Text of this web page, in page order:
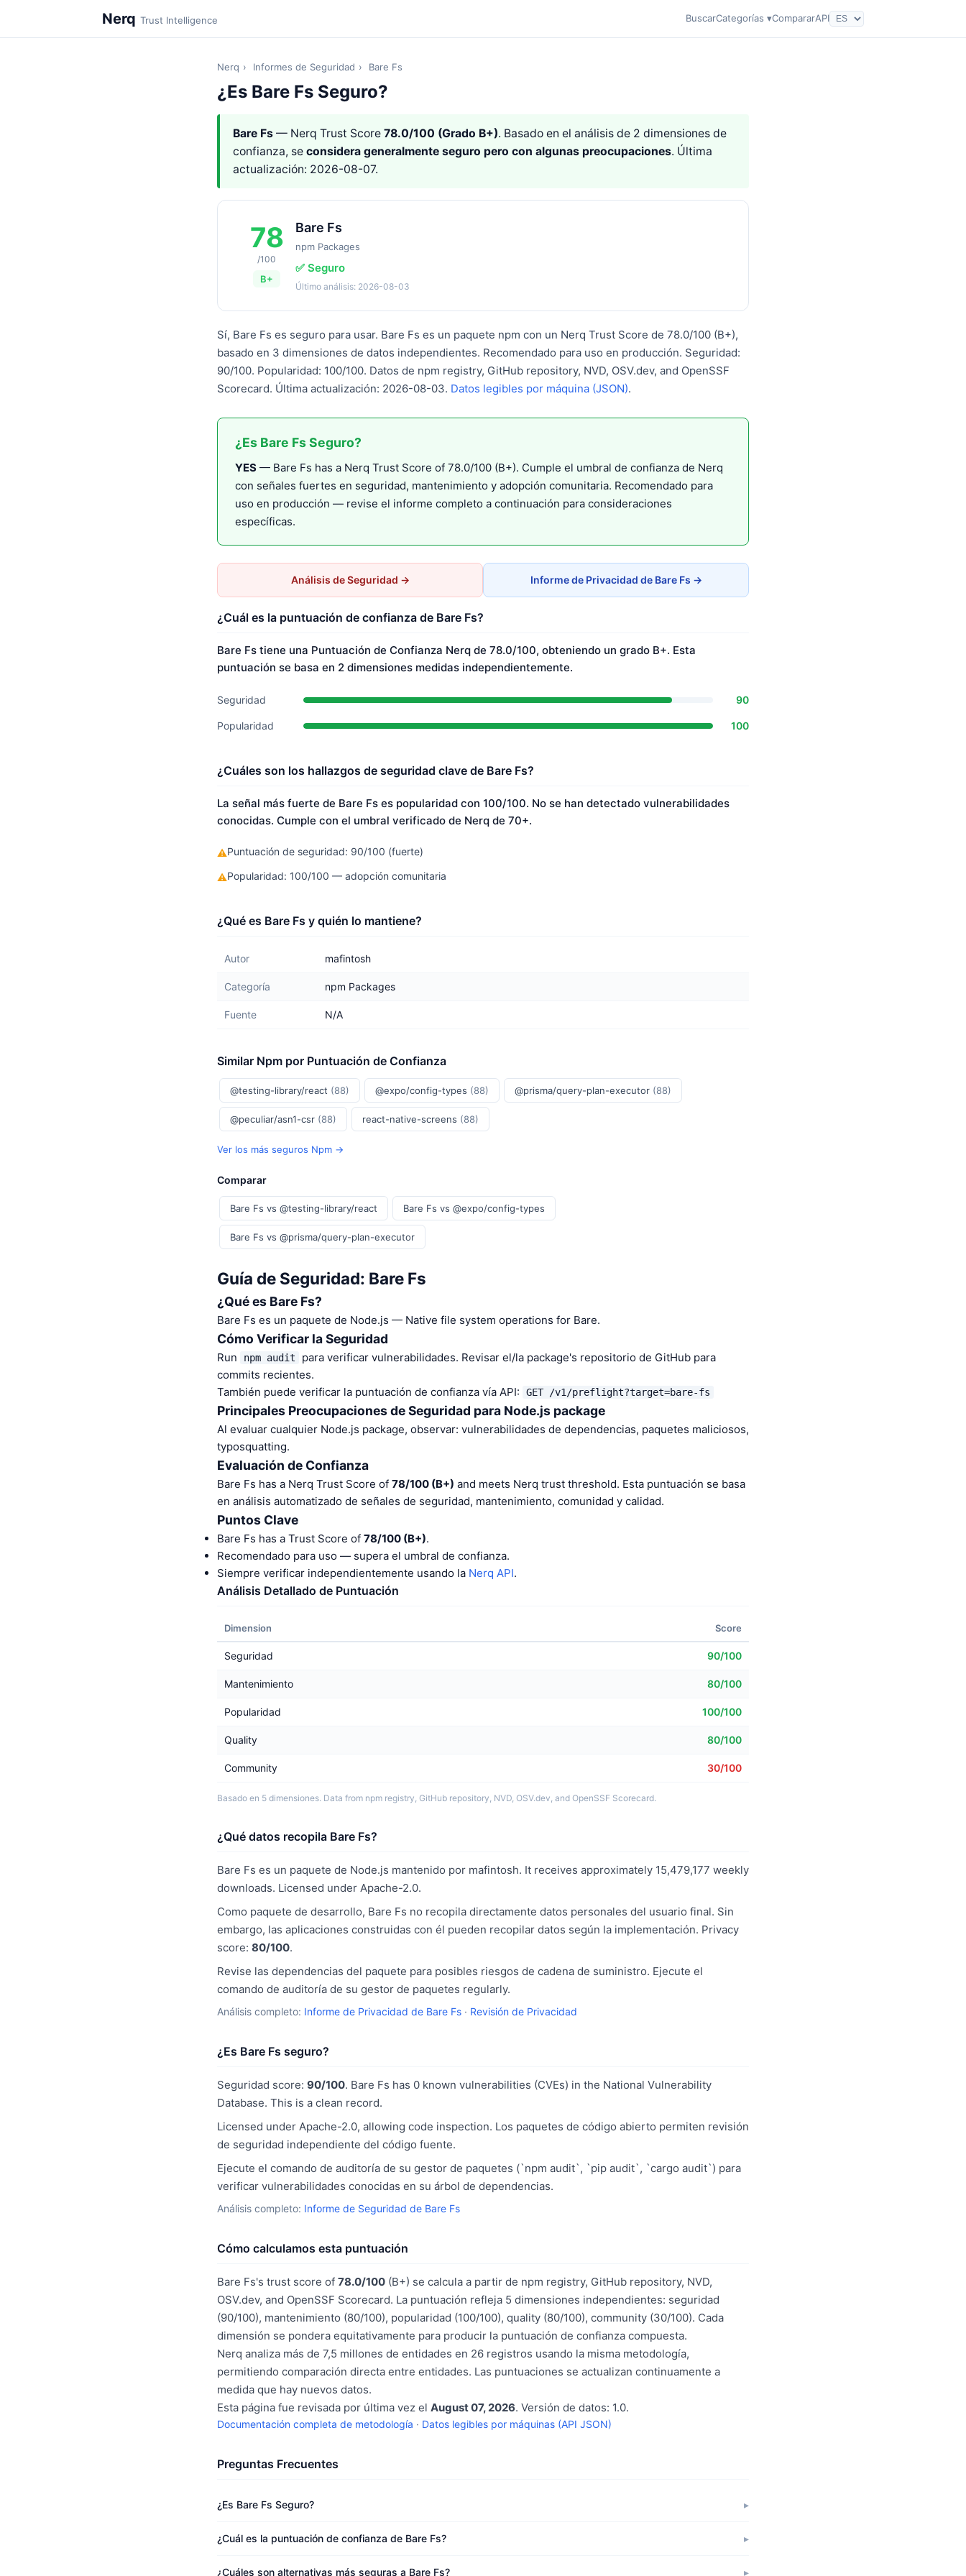
Nerq Trust Intelligence BuscarCategorías ▾CompararAPI
Nerq › Informes de Seguridad › Bare Fs
¿Es Bare Fs Seguro?
Bare Fs — Nerq Trust Score 78.0/100 (Grado B+). Basado en el análisis de 2 dimensiones de
confianza, se considera generalmente seguro pero con algunas preocupaciones. Última
actualización: 2026-08-07.
78
/100
B+
Bare Fs
npm Packages
✅ Seguro
Último análisis: 2026-08-03
Sí, Bare Fs es seguro para usar. Bare Fs es un paquete npm con un Nerq Trust Score de 78.0/100 (B+),
basado en 3 dimensiones de datos independientes. Recomendado para uso en producción. Seguridad:
90/100. Popularidad: 100/100. Datos de npm registry, GitHub repository, NVD, OSV.dev, and OpenSSF
Scorecard. Última actualización: 2026-08-03. Datos legibles por máquina (JSON).
¿Es Bare Fs Seguro?
YES — Bare Fs has a Nerq Trust Score of 78.0/100 (B+). Cumple el umbral de confianza de Nerq
con señales fuertes en seguridad, mantenimiento y adopción comunitaria. Recomendado para
uso en producción — revise el informe completo a continuación para consideraciones
específicas.
Análisis de Seguridad → Informe de Privacidad de Bare Fs →
¿Cuál es la puntuación de confianza de Bare Fs?
Bare Fs tiene una Puntuación de Confianza Nerq de 78.0/100, obteniendo un grado B+. Esta
puntuación se basa en 2 dimensiones medidas independientemente.
Seguridad 90
Popularidad 100
¿Cuáles son los hallazgos de seguridad clave de Bare Fs?
La señal más fuerte de Bare Fs es popularidad con 100/100. No se han detectado vulnerabilidades
conocidas. Cumple con el umbral verificado de Nerq de 70+.
⚠Puntuación de seguridad: 90/100 (fuerte)
⚠Popularidad: 100/100 — adopción comunitaria
¿Qué es Bare Fs y quién lo mantiene?
Autor mafintosh
Categoría npm Packages
Fuente N/A
Similar Npm por Puntuación de Confianza
@testing-library/react (88) @expo/config-types (88) @prisma/query-plan-executor (88)
@peculiar/asn1-csr (88) react-native-screens (88)
Ver los más seguros Npm →
Comparar
Bare Fs vs @testing-library/react Bare Fs vs @expo/config-types
Bare Fs vs @prisma/query-plan-executor
Guía de Seguridad: Bare Fs
¿Qué es Bare Fs?
Bare Fs es un paquete de Node.js — Native file system operations for Bare.
Cómo Verificar la Seguridad
Run npm audit
para verificar vulnerabilidades. Revisar el/la package's repositorio de GitHub para
commits recientes.
También puede verificar la puntuación de confianza vía API:
GET /v1/preflight?target=bare-fs
Principales Preocupaciones de Seguridad para Node.js package
Al evaluar cualquier Node.js package, observar: vulnerabilidades de dependencias, paquetes maliciosos,
typosquatting.
Evaluación de Confianza
Bare Fs has a Nerq Trust Score of 78/100 (B+) and meets Nerq trust threshold. Esta puntuación se basa
en análisis automatizado de señales de seguridad, mantenimiento, comunidad y calidad.
Puntos Clave
Bare Fs has a Trust Score of 78/100 (B+).
Recomendado para uso — supera el umbral de confianza.
Siempre verificar independientemente usando la Nerq API.
Análisis Detallado de Puntuación
Dimension Score
Seguridad 90/100
Mantenimiento 80/100
Popularidad 100/100
Quality 80/100
Community 30/100
Basado en 5 dimensiones. Data from npm registry, GitHub repository, NVD, OSV.dev, and OpenSSF Scorecard.
¿Qué datos recopila Bare Fs?
Bare Fs es un paquete de Node.js mantenido por mafintosh. It receives approximately 15,479,177 weekly
downloads. Licensed under Apache-2.0.
Como paquete de desarrollo, Bare Fs no recopila directamente datos personales del usuario final. Sin
embargo, las aplicaciones construidas con él pueden recopilar datos según la implementación. Privacy
score: 80/100.
Revise las dependencias del paquete para posibles riesgos de cadena de suministro. Ejecute el
comando de auditoría de su gestor de paquetes regularly.
Análisis completo: Informe de Privacidad de Bare Fs · Revisión de Privacidad
¿Es Bare Fs seguro?
Seguridad score: 90/100. Bare Fs has 0 known vulnerabilities (CVEs) in the National Vulnerability
Database. This is a clean record.
Licensed under Apache-2.0, allowing code inspection. Los paquetes de código abierto permiten revisión
de seguridad independiente del código fuente.
Ejecute el comando de auditoría de su gestor de paquetes (`npm audit`, `pip audit`, `cargo audit`) para
verificar vulnerabilidades conocidas en su árbol de dependencias.
Análisis completo: Informe de Seguridad de Bare Fs
Cómo calculamos esta puntuación
Bare Fs's trust score of 78.0/100 (B+) se calcula a partir de npm registry, GitHub repository, NVD,
OSV.dev, and OpenSSF Scorecard. La puntuación refleja 5 dimensiones independientes: seguridad
(90/100), mantenimiento (80/100), popularidad (100/100), quality (80/100), community (30/100). Cada
dimensión se pondera equitativamente para producir la puntuación de confianza compuesta.
Nerq analiza más de 7,5 millones de entidades en 26 registros usando la misma metodología,
permitiendo comparación directa entre entidades. Las puntuaciones se actualizan continuamente a
medida que hay nuevos datos.
Esta página fue revisada por última vez el August 07, 2026. Versión de datos: 1.0.
Documentación completa de metodología · Datos legibles por máquinas (API JSON)
Preguntas Frecuentes
¿Es Bare Fs Seguro?
¿Cuál es la puntuación de confianza de Bare Fs?
¿Cuáles son alternativas más seguras a Bare Fs?